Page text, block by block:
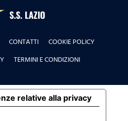
S.S. LAZIO
CONTATTI
COOKIE POLICY
TERMINI E CONDIZIONI
relative alla privacy